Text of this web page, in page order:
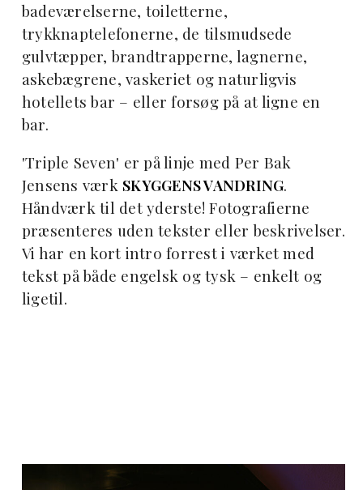
badeværelserne, toiletterne,
trykknaptelefonerne, de tilsmudsede
gulvtæpper, brandtrapperne, lagnerne,
askebægrene, vaskeriet og naturligvis
hotellets bar – eller forsøg på at ligne en
bar.
'Triple Seven' er på linje med Per Bak
Jensens værk SKYGGENS VANDRING.
Håndværk til det yderste! Fotografierne
præsenteres uden tekster eller beskrivelser.
Vi har en kort intro forrest i værket med
tekst på både engelsk og tysk – enkelt og
ligetil.